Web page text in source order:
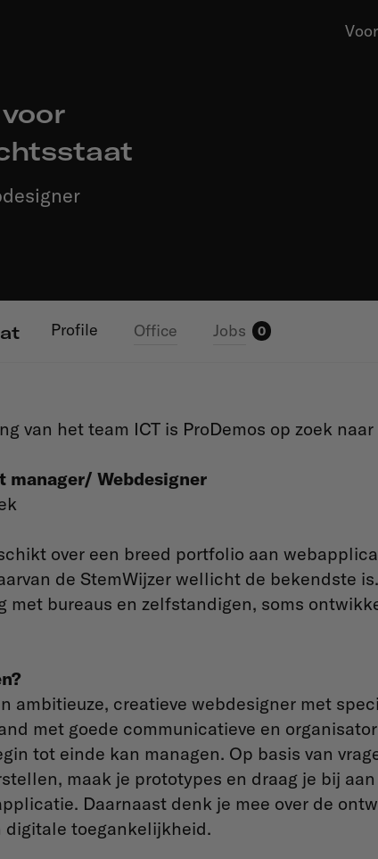
Profile Office Jobs 0
van het team ICT is ProDemos op zoek naar
manager/ Webdesigner
over een breed portfolio aan
de StemWijzer wellicht de bekendste
met bureaus en zelfstandigen, soms
ambitieuze, creatieve webdesigner met
met goede communicatieve en
tot einde kan managen. Op basis van
maak je prototypes en draag je bij
Daarnaast denk je mee over de
digitale toegankelijkheid.